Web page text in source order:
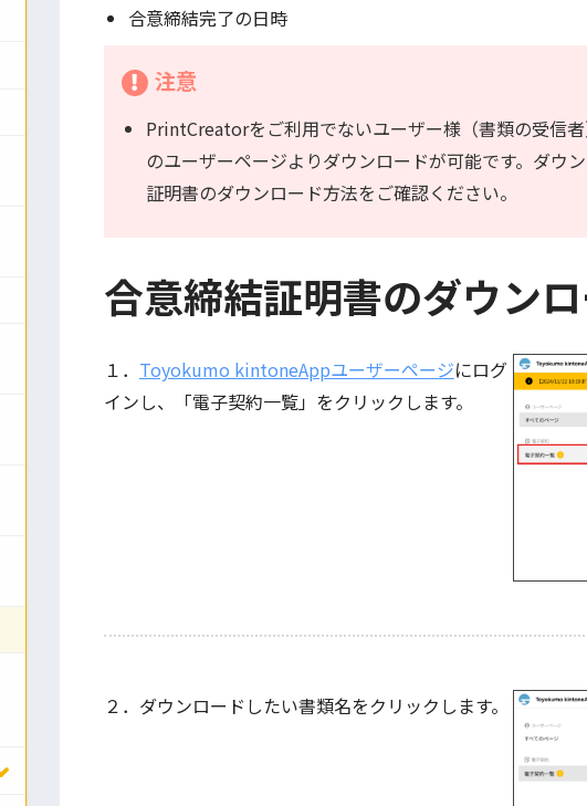
合意締結完了の日時
注意
PrintCreatorをご利用でないユーザー様（書類の受信
のユーザーページよりダウンロードが可能です。ダウ
証明書のダウンロード方法をご確認ください。
合意締結証明書のダウン
１． Toyokumo kintoneAppユーザーページにログ
インし、「電子契約一覧」をクリックします。
２．ダウンロードしたい書類名をクリックします。